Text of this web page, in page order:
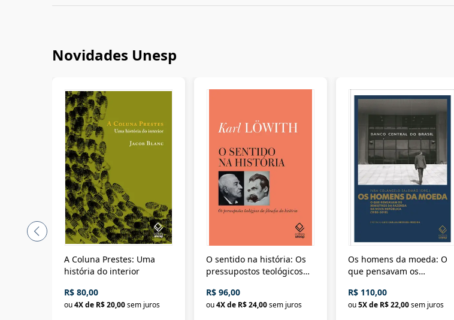
Novidades Unesp
A Coluna Prestes: Uma
história do interior
R$ 80,00
ou4X de R$ 20,00sem juros
O sentido na história: Os
pressupostos teológicos
R$ 96,00
ou4X de R$ 24,00sem juros
Os homens da moeda: O
que pensavam os
Nova República (1985-
2018)
R$ 110,00
ou5X de R$ 22,00sem juros